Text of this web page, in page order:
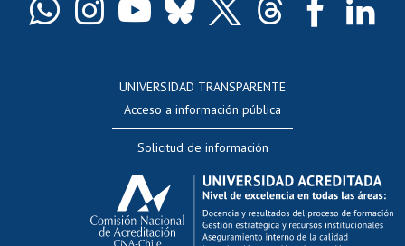
Docentes
Evaluación docente
Calificación académica
Postulación al AUCAI
Funcionarias/os
UNIVERSIDAD TRANSPARENTE
Acceso a información pública
Solicitud de información